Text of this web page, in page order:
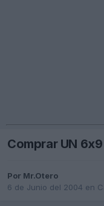
Comprar UN
Por Mr.Otero
6 de Junio del 2004 en